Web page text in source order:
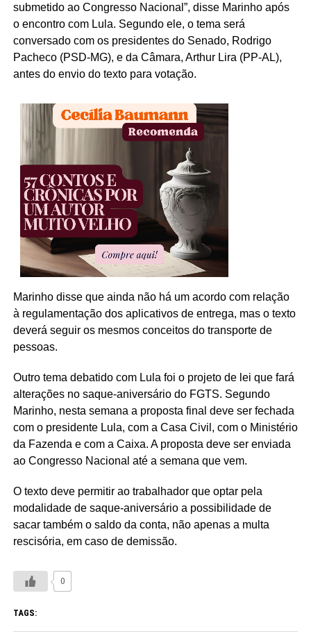
submetido ao Congresso Nacional”, disse Marinho após
o encontro com Lula. Segundo ele, o tema será
conversado com os presidentes do Senado, Rodrigo
Pacheco (PSD-MG), e da Câmara, Arthur Lira (PP-AL),
antes do envio do texto para votação.
Marinho disse que ainda não há um acordo com relação
à regulamentação dos aplicativos de entrega, mas o texto
deverá seguir os mesmos conceitos do transporte de
pessoas.
Outro tema debatido com Lula foi o projeto de lei que fará
alterações no saque-aniversário do FGTS. Segundo
Marinho, nesta semana a proposta final deve ser fechada
com o presidente Lula, com a Casa Civil, com o Ministério
da Fazenda e com a Caixa. A proposta deve ser enviada
ao Congresso Nacional até a semana que vem.
O texto deve permitir ao trabalhador que optar pela
modalidade de saque-aniversário a possibilidade de
sacar também o saldo da conta, não apenas a multa
rescisória, em caso de demissão.
0
TAGS: